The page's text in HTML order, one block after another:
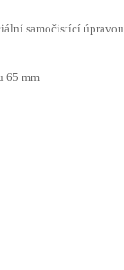
samočistící úpravou
65 mm